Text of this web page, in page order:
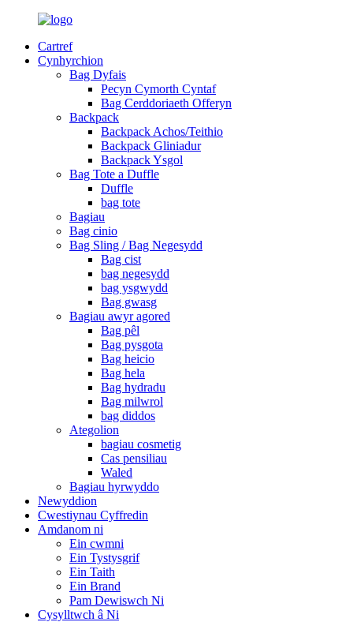
Cartref
Cynhyrchion
Bag Dyfais
Pecyn Cymorth Cyntaf
Bag Cerddoriaeth Offeryn
Backpack
Backpack Achos/Teithio
Backpack Gliniadur
Backpack Ysgol
Bag Tote a Duffle
Duffle
bag tote
Bagiau
Bag cinio
Bag Sling / Bag Negesydd
Bag cist
bag negesydd
bag ysgwydd
Bag gwasg
Bagiau awyr agored
Bag pêl
Bag pysgota
Bag heicio
Bag hela
Bag hydradu
Bag milwrol
bag diddos
Ategolion
bagiau cosmetig
Cas pensiliau
Waled
Bagiau hyrwyddo
Newyddion
Cwestiynau Cyffredin
Amdanom ni
Ein cwmni
Ein Tystysgrif
Ein Taith
Ein Brand
Pam Dewiswch Ni
Cysylltwch â Ni